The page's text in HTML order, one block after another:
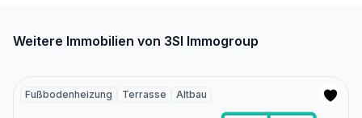
Weitere Immobilien von 3SI Immogroup
Fußbodenheizung Terrasse Altbau